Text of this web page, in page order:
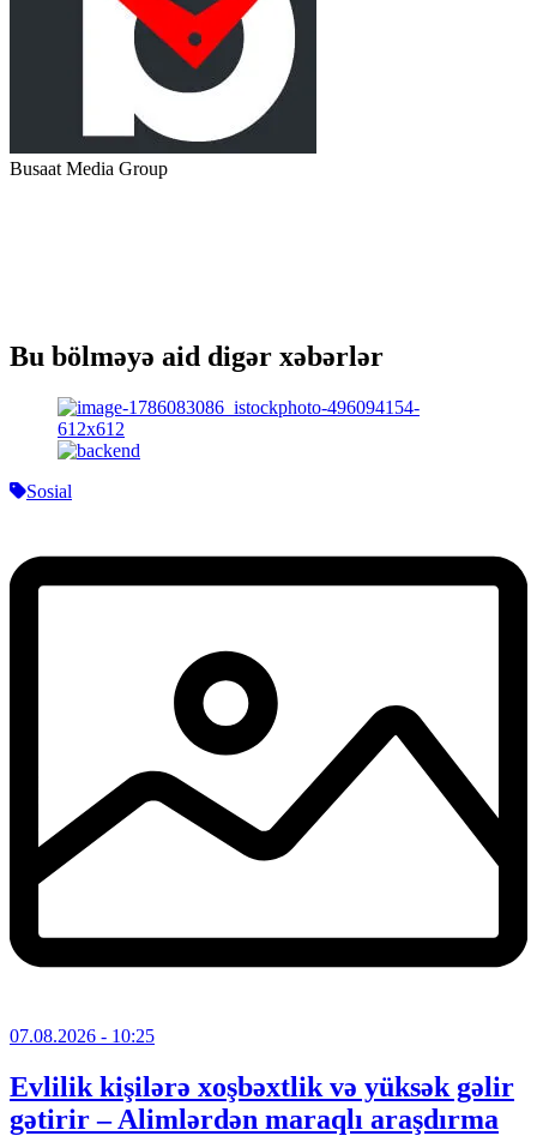
Busaat Media Group
Bu bölməyə aid digər xəbərlər
Sosial
07.08.2026 - 10:25
Evlilik kişilərə xoşbəxtlik və yüksək gəlir
gətirir – Alimlərdən maraqlı araşdırma